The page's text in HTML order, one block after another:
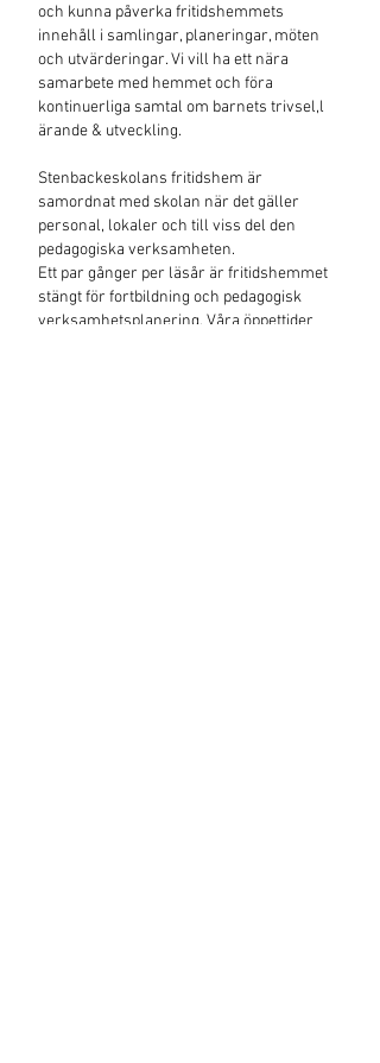
och kunna påverka fritidshemmets
innehåll i samlingar, planeringar, möten
och utvärderingar. Vi vill ha ett nära
samarbete med hemmet och föra
kontinuerliga samtal om barnets trivsel,l
ärande & utveckling.
Stenbackeskolans fritidshem är
samordnat med skolan när det gäller
personal, lokaler och till viss del den
pedagogiska verksamheten.
Ett par gånger per läsår är fritidshemmet
stängt för fortbildning och pedagogisk
verksamhetsplanering. Våra öppettider